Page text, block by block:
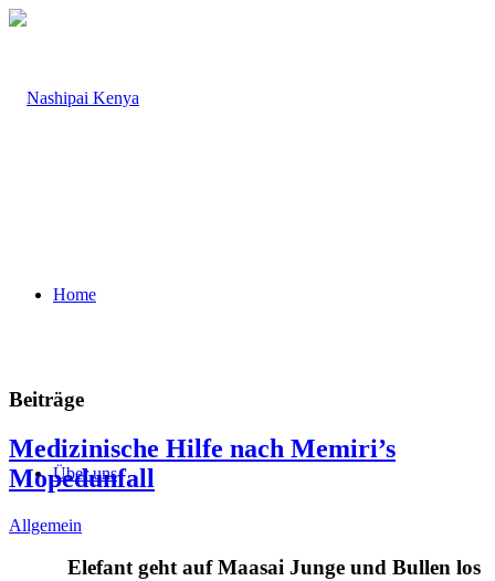
Home
Über uns
Beiträge
Medizinische Hilfe nach Memiri’s
Mopedunfall
Allgemein
Elefant geht auf Maasai Junge und Bullen los